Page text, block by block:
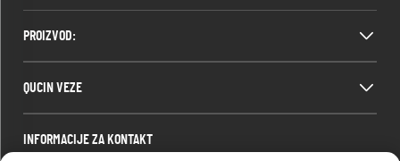
PROIZVOD:
QUCIN VEZE
INFORMACIJE ZA KONTAKT